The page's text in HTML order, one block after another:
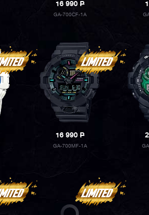
16 990P
GA-700CF-1A
16 990P
GA-700MF-1A